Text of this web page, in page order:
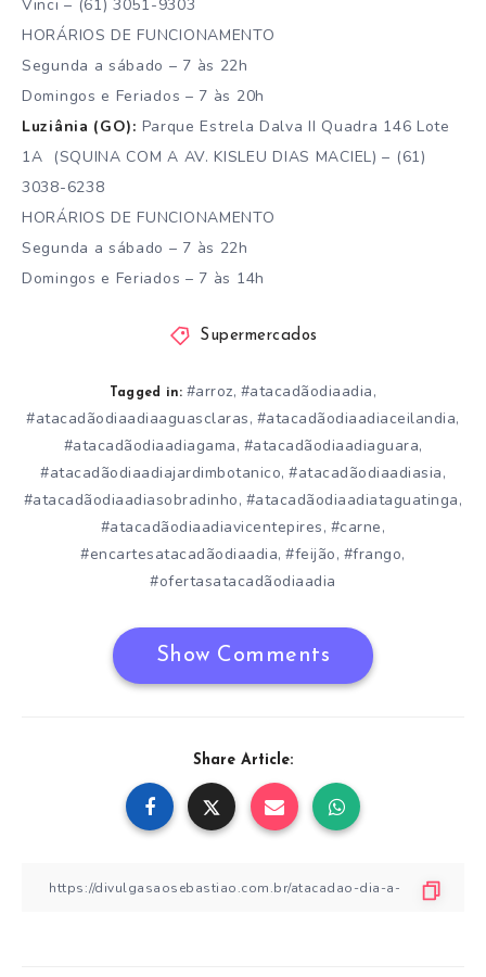
Vinci – (61) 3051-9303
HORÁRIOS DE FUNCIONAMENTO
Segunda a sábado – 7 às 22h
Domingos e Feriados – 7 às 20h
Luziânia (GO): Parque Estrela Dalva II Quadra 146 Lote
1A​ (SQUINA COM A AV. KISLEU DIAS MACIEL) – (61)
3038-6238
HORÁRIOS DE FUNCIONAMENTO
Segunda a sábado – 7 às 22h
Domingos e Feriados – 7 às 14h
Supermercados
Tagged in: #arroz, #atacadãodiaadia,
#atacadãodiaadiaaguasclaras, #atacadãodiaadiaceilandia,
#atacadãodiaadiagama, #atacadãodiaadiaguara,
#atacadãodiaadiajardimbotanico, #atacadãodiaadiasia,
#atacadãodiaadiasobradinho, #atacadãodiaadiataguatinga,
#atacadãodiaadiavicentepires, #carne,
#encartesatacadãodiaadia,#feijão, #frango,
#ofertasatacadãodiaadia
Show Comments
Share Article: